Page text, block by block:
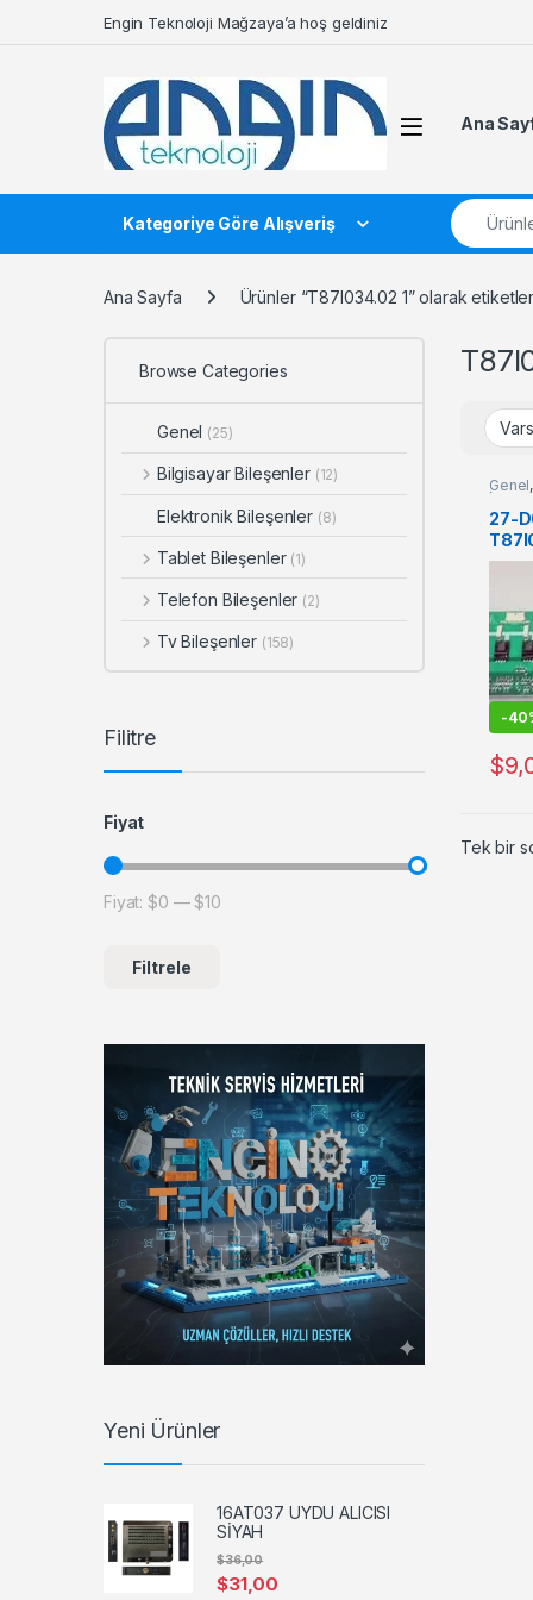
Engin Teknoloji Mağzaya’a hoş geldiniz
Ana
Kategoriye Göre Alışveriş
Search for:
Ana Sayfa Ürünler “T87I034.02 1” olarak
Genel,
27-
-
$
Tek bir
Browse Categories
Genel (25)
Bilgisayar Bileşenler (12)
Elektronik Bileşenler (8)
Tablet Bileşenler (1)
Telefon Bileşenler (2)
Tv Bileşenler (158)
Filitre
Fiyat
En düşük fiyat
En yüksek fiyat
Filtrele
Fiyat:$0 —$10
Yeni Ürünler
16AT037 UYDU ALICISI
SİYAH
$31,00
$36,00